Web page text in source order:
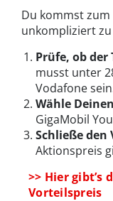
Du kommst
unkompliziert
Prüfe, ob
musst unter
Vodafone
Wähle
GigaMobil
Schließe den
Aktionspreis
>> Hier gibt’s
Vorteilspreis